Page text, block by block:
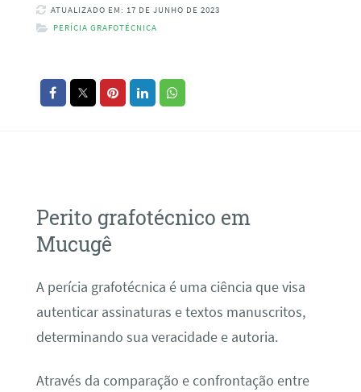
ATUALIZADO EM: 17 DE JUNHO DE 2023
PERÍCIA GRAFOTÉCNICA
Perito grafotécnico em
Mucugê
A perícia grafotécnica é uma ciência que visa
autenticar assinaturas e textos manuscritos,
determinando sua veracidade e autoria.
Através da comparação e confrontação entre